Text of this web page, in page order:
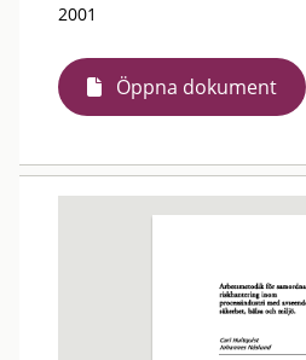
2001
Öppna dokument